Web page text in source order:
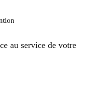
au service de votre